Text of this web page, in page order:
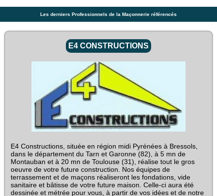
Les derniers Professionnels de la Maçonnerie référencés
E4 CONSTRUCTIONS
E4 Constructions, située en région midi Pyrénées à Bressols,
dans le département du Tarn et Garonne (82), à 5 mn de
Montauban et à 20 mn de Toulouse (31), réalise tout le gros
oeuvre de votre future construction. Nos équipes de
terrassement et de maçons réaliseront les fondations, vide
sanitaire et bâtisse de votre future maison. Celle-ci aura été
dessinée et métrée pour vous, à partir de vos idées et de notre